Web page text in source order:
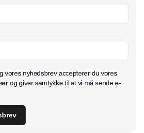
vores nyhedsbrev accepterer du vores
og giver samtykke til at vi må sende e-